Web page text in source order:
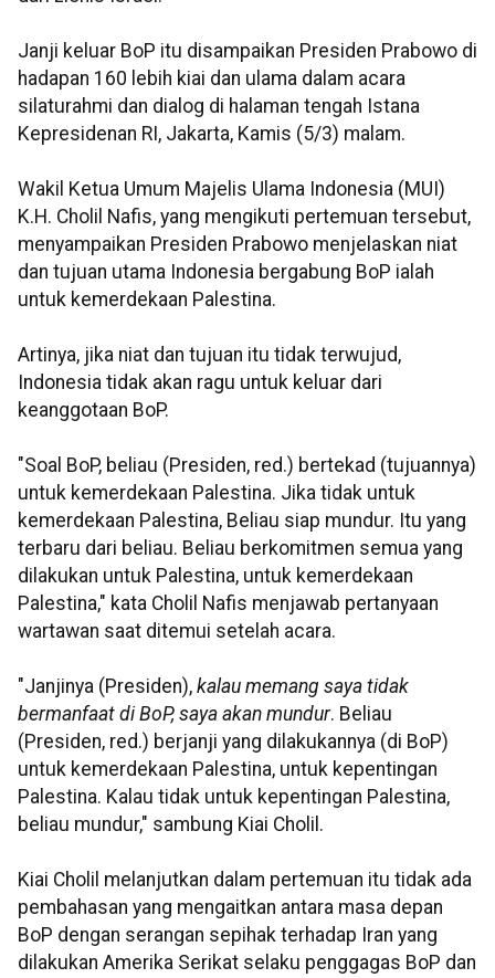
Janji keluar BoP itu disampaikan Presiden Prabowo di
hadapan 160 lebih kiai dan ulama dalam acara
silaturahmi dan dialog di halaman tengah Istana
Kepresidenan RI, Jakarta, Kamis (5/3) malam.
Wakil Ketua Umum Majelis Ulama Indonesia (MUI)
K.H. Cholil Nafis, yang mengikuti pertemuan tersebut,
menyampaikan Presiden Prabowo menjelaskan niat
dan tujuan utama Indonesia bergabung BoP ialah
untuk kemerdekaan Palestina.
Artinya, jika niat dan tujuan itu tidak terwujud,
Indonesia tidak akan ragu untuk keluar dari
keanggotaan BoP.
"Soal BoP, beliau (Presiden, red.) bertekad (tujuannya)
untuk kemerdekaan Palestina. Jika tidak untuk
kemerdekaan Palestina, Beliau siap mundur. Itu yang
terbaru dari beliau. Beliau berkomitmen semua yang
dilakukan untuk Palestina, untuk kemerdekaan
Palestina," kata Cholil Nafis menjawab pertanyaan
wartawan saat ditemui setelah acara.
"Janjinya (Presiden), kalau memang saya tidak
bermanfaat di BoP, saya akan mundur. Beliau
(Presiden, red.) berjanji yang dilakukannya (di BoP)
untuk kemerdekaan Palestina, untuk kepentingan
Palestina. Kalau tidak untuk kepentingan Palestina,
beliau mundur," sambung Kiai Cholil.
Kiai Cholil melanjutkan dalam pertemuan itu tidak ada
pembahasan yang mengaitkan antara masa depan
BoP dengan serangan sepihak terhadap Iran yang
dilakukan Amerika Serikat selaku penggagas BoP dan